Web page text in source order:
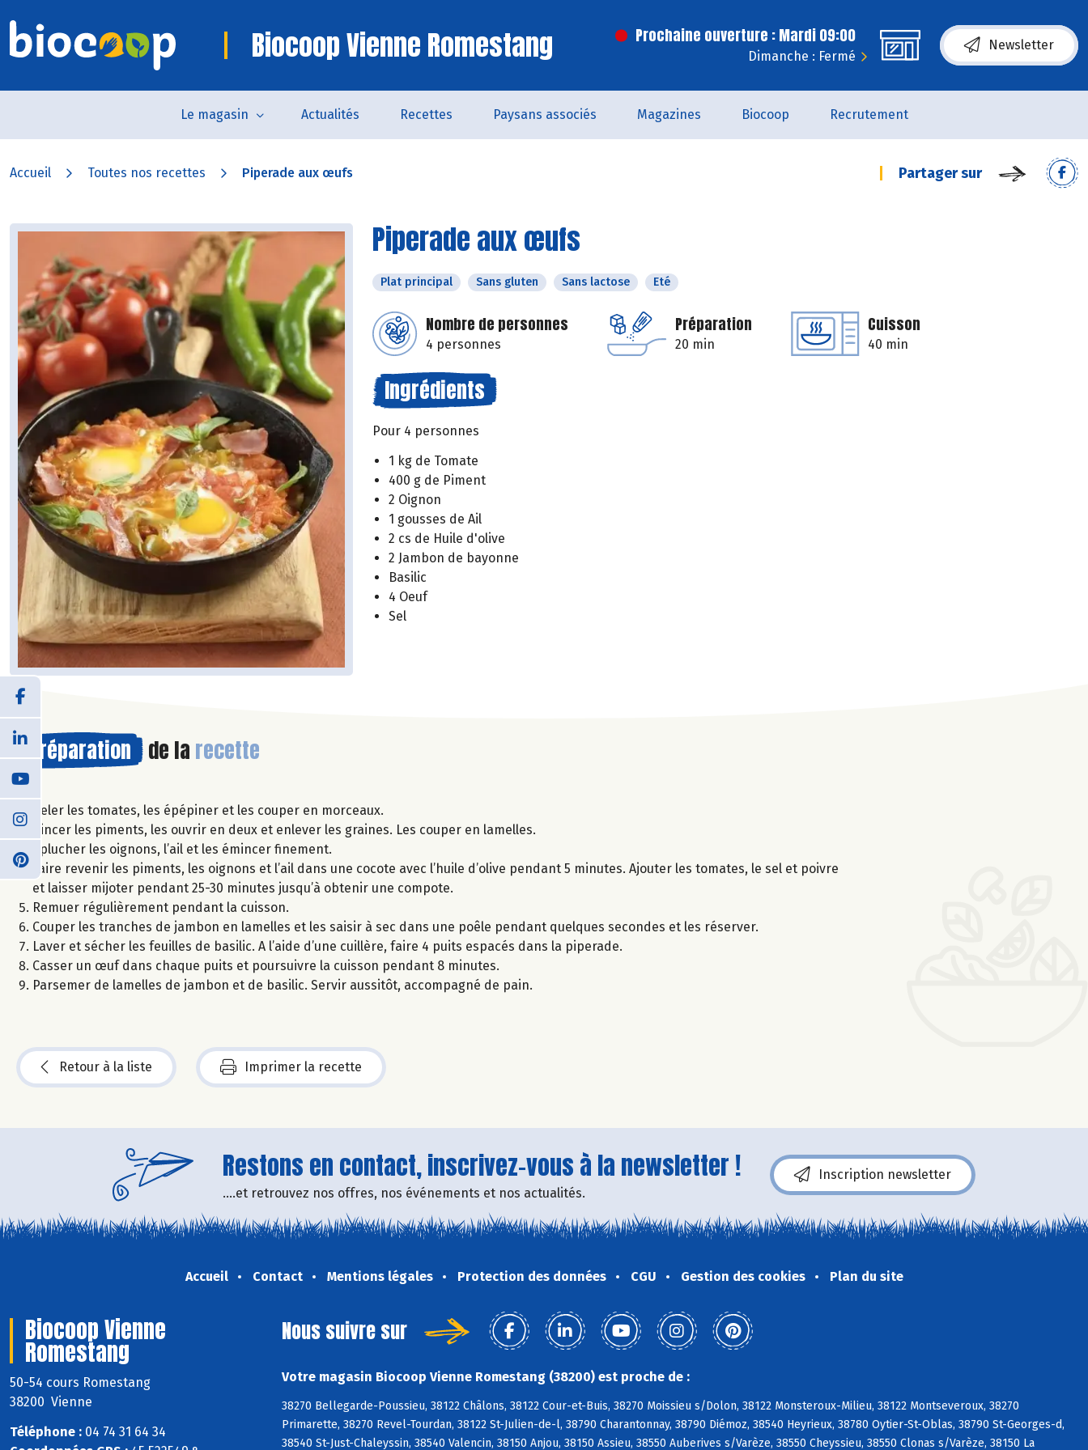
Biocoop Vienne Romestang Prochaine ouverture : Mardi 09:00
Dimanche : Fermé
Newsletter
Le magasin Actualités Recettes Paysans associés Magazines Biocoop Recrutement
Accueil Toutes nos recettes Piperade aux œufs Partager sur
Piperade aux œufs
Plat principal Sans gluten Sans lactose Eté
Nombre de personnes
4 personnes
Préparation
20 min
Cuisson
40 min
Ingrédients
Pour 4 personnes
1 kg de Tomate
400 g de Piment
2 Oignon
1 gousses de Ail
2 cs de Huile d'olive
2 Jambon de bayonne
Basilic
4 Oeuf
Sel
Préparation de la recette
Peler les tomates, les épépiner et les couper en morceaux.
Rincer les piments, les ouvrir en deux et enlever les graines. Les couper en lamelles.
Eplucher les oignons, l’ail et les émincer finement.
Faire revenir les piments, les oignons et l’ail dans une cocote avec l’huile d’olive pendant 5 minutes. Ajouter les tomates, le sel et poivre
et laisser mijoter pendant 25-30 minutes jusqu’à obtenir une compote.
Remuer régulièrement pendant la cuisson.
Couper les tranches de jambon en lamelles et les saisir à sec dans une poêle pendant quelques secondes et les réserver.
Laver et sécher les feuilles de basilic. A l’aide d’une cuillère, faire 4 puits espacés dans la piperade.
Casser un œuf dans chaque puits et poursuivre la cuisson pendant 8 minutes.
Parsemer de lamelles de jambon et de basilic. Servir aussitôt, accompagné de pain.
Retour à la liste Imprimer la recette
Restons en contact, inscrivez-vous à la newsletter !
....et retrouvez nos offres, nos événements et nos actualités.
Inscription newsletter
Accueil Contact Mentions légales Protection des données CGU Gestion des cookies Plan du site
Biocoop Vienne
Romestang
50-54 cours Romestang
38200 Vienne
Téléphone : 04 74 31 64 34
Nous suivre sur
Votre magasin Biocoop Vienne Romestang (38200) est proche de :
38270 Bellegarde-Poussieu, 38122 Châlons, 38122 Cour-et-Buis, 38270 Moissieu s/Dolon, 38122 Monsteroux-Milieu, 38122 Montseveroux, 38270
Primarette, 38270 Revel-Tourdan, 38122 St-Julien-de-l, 38790 Charantonnay, 38790 Diémoz, 38540 Heyrieux, 38780 Oytier-St-Oblas, 38790 St-Georges-d,
38540 St-Just-Chaleyssin, 38540 Valencin, 38150 Anjou, 38150 Assieu, 38550 Auberives s/Varèze, 38550 Cheyssieu, 38550 Clonas s/Varèze, 38150 La